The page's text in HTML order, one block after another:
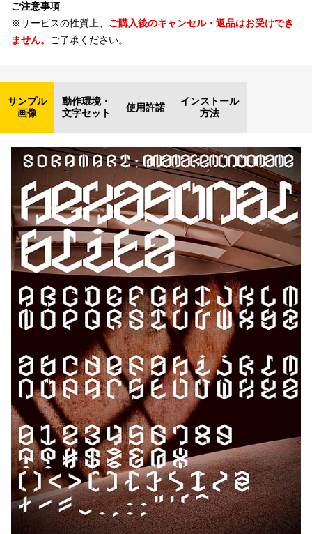
リセット
ご注意事項
※サービスの性質上、 ご購入後のキャンセル・返品はお受けでき
ません。 ご了承ください。
サンプル
画像
動作環境・
文字セット
使用許諾
インストール
方法